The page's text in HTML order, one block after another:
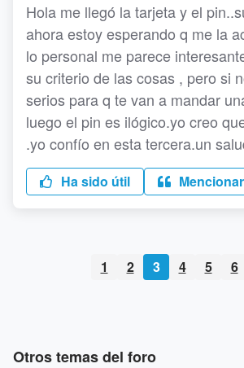
Hola me llegó la tarjeta y el
ahora estoy esperando q me la
lo personal me parece
su criterio de las cosas , pero si
serios para q te van a mandar
luego el pin es ilógico.yo creo
.yo confío en esta tercera.un
Ha sido útil Mencionar
1 2 3 4 5 6
Otros temas del foro